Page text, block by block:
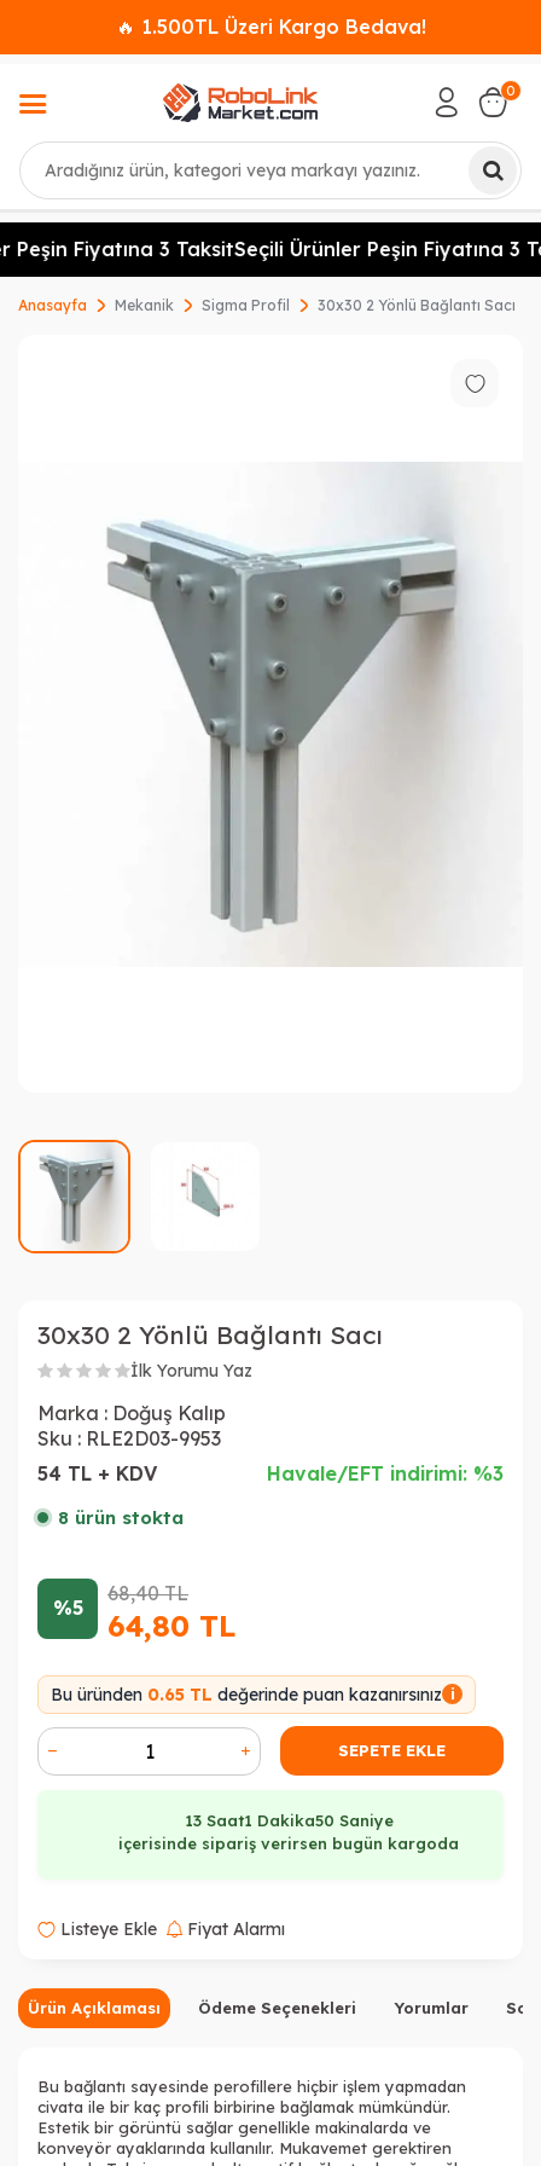
🔥 1.500TL Üzeri Kargo Bedava!
Ara
0
Peşin Fiyatına 3 TaksitSeçili Ürünler Peşin Fiyatına 3
Anasayfa Mekanik Sigma Profil 30x30 2 Yönlü Bağlantı Sacı
30x30 2 Yönlü Bağlantı Sacı
İlk Yorumu Yaz
Marka : Doğuş Kalıp
Sku : RLE2D03-9953
54 TL + KDV
Havale/EFT indirimi: %3
8 ürün stokta
%5
68,40TL
64,80 TL
Bu üründen 0.65 TL değerinde puan kazanırsınız i
SEPETE EKLE
13 Saat1 Dakika50 Saniye
içerisinde sipariş verirsen bugün kargoda
Listeye Ekle Fiyat Alarmı
Ürün Açıklaması Ödeme Seçenekleri Yorumlar
Bu bağlantı sayesinde perofillere hiçbir işlem yapmadan
civata ile bir kaç profili birbirine bağlamak mümkündür.
Estetik bir görüntü sağlar genellikle makinalarda ve
konveyör ayaklarında kullanılır. Mukavemet gerektiren